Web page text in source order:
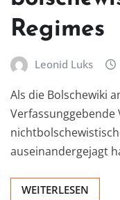
Regimes
Leonid Luks
Als die Bolschewiki
auseinandergejagt
WEITERLESEN